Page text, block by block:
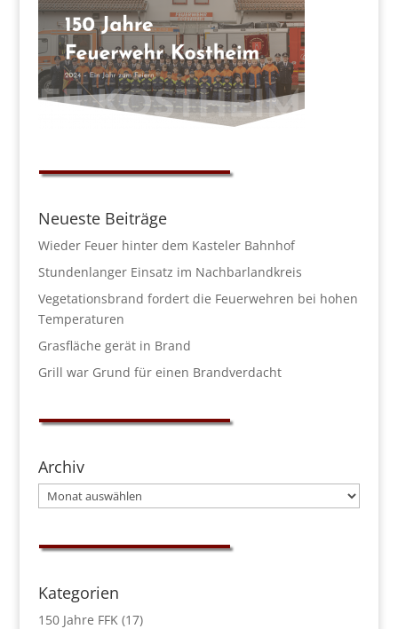
Neueste Beiträge
Wieder Feuer hinter dem Kasteler Bahnhof
Stundenlanger Einsatz im Nachbarlandkreis
Vegetationsbrand fordert die Feuerwehren bei hohen
Temperaturen
Grasfläche gerät in Brand
Grill war Grund für einen Brandverdacht
Archiv
Archiv
Kategorien
150 Jahre FFK(17)